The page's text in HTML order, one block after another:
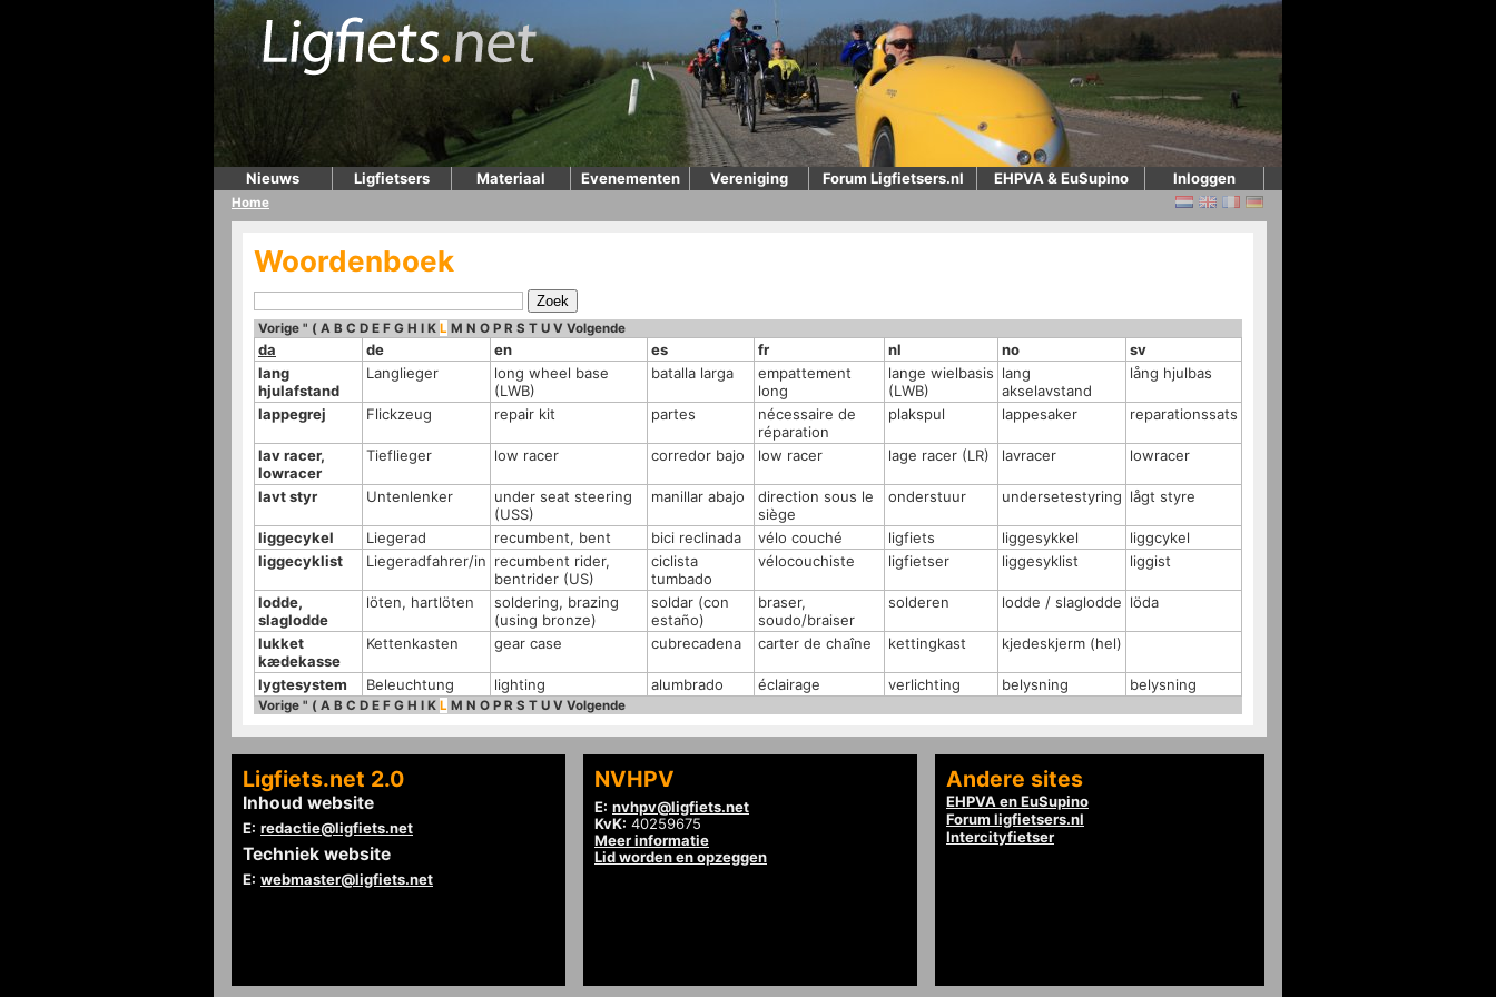
Nieuws Ligfietsers Materiaal Evenementen Vereniging Forum Ligfietsers.nl EHPVA & EuSupino Inloggen
Home
Woordenboek
Vorige " ( A B C D E F G H I K L M N O P R S T U V Volgende
da de en es fr nl no
sv
lang
hjulafstand
Langlieger
long wheel base
(LWB)
batalla larga
empattement
long
lange wielbasis
(LWB)
lang
akselavstand
lång hjulbas
lappegrej Flickzeug repair kit partes
nécessaire de
réparation
plakspul lappesaker reparationssats
lav racer,
lowracer
Tieflieger low racer corredor bajo low racer lage racer (LR) lavracer lowracer
lavt styr Untenlenker
under seat steering
(USS)
manillar abajo
direction sous le
siège
onderstuur undersetestyring lågt styre
liggecykel Liegerad recumbent, bent bici reclinada vélo couché ligfiets liggesykkel
liggcykel
liggecyklist
Liegeradfahrer/in recumbent rider,
bentrider (US)
ciclista
tumbado
vélocouchiste ligfietser liggesyklist liggist
lodde,
slaglodde
löten, hartlöten
soldering, brazing
(using bronze)
soldar (con
estaño)
braser,
soudo/braiser
solderen lodde / slaglodde löda
lukket
kædekasse
Kettenkasten gear case cubrecadena carter de chaîne kettingkast kjedeskjerm (hel)
lygtesystem Beleuchtung lighting alumbrado éclairage verlichting belysning belysning
Vorige " ( A B C D E F G H I K L M N O P R S T U V Volgende
Ligfiets.net 2.0
Inhoud website
E: redactie@ligfiets.net
Techniek website
E: webmaster@ligfiets.net
NVHPV
E: nvhpv@ligfiets.net
KvK: 40259675
Meer informatie
Lid worden en opzeggen
Andere sites
EHPVA en EuSupino
Forum ligfietsers.nl
Intercityfietser